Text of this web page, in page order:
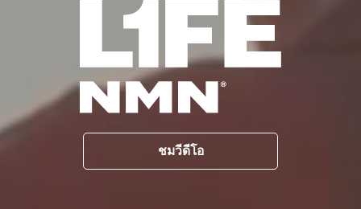
ชมวีดีโอ